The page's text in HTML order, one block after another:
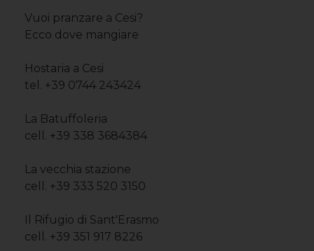
Vuoi pranzare a Cesi?
Ecco dove mangiare
Hostaria a Cesi
tel. +39 0744 243424
La Batuffoleria
cell. +39 338 3684384
La vecchia stazione
cell. +39 333 520 3150
Il Rifugio di Sant'Erasmo
cell. +39 351 917 8226